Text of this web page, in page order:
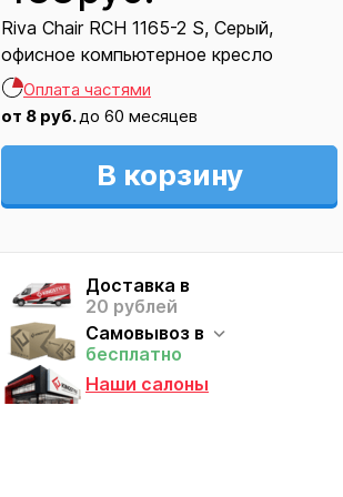
Riva Chair RCH 1165-2 S Серый
офисное компьютерное кресло
Кресло
Оплата частями
от 8 руб.до 60 месяцев
В корзину
Доставка в
20 рублей
Самовывоз в
бесплатно
Наши салоны